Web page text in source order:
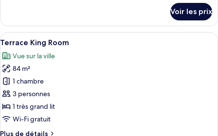
le
type
de
Deluxe
Twin
Room
Voir les prix
Afficher
toutes
les
photos
pour
ce
type
de
chambre :
Une chambre d’hôtel avec un lit,
23
Terrace King Room
Vue sur la ville
84 m²
1 chambre
3 personnes
1 très grand lit
Wi-Fi gratuit
Plus de détails
Plus